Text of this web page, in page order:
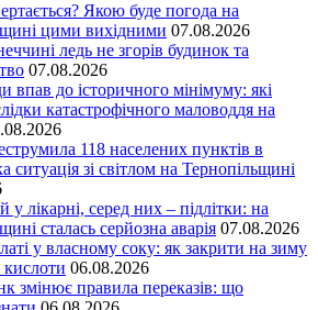
Якою буде погода на
цими вихідними 07.08.2026
ледь не згорів будинок та
07.08.2026
впав до історичного мінімуму: які
катастрофічного маловоддя на
118 населених пунктів в
ситуація зі світлом на Тернопільщині
у лікарні, серед них – підлітки: на
сталась серйозна аварія 07.08.2026
у власному соку: як закрити на зиму
кислоти 06.08.2026
змінює правила переказів: що